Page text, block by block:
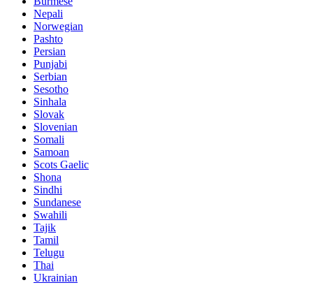
Nepali
Norwegian
Pashto
Persian
Punjabi
Serbian
Sesotho
Sinhala
Slovak
Slovenian
Somali
Samoan
Scots Gaelic
Shona
Sindhi
Sundanese
Swahili
Tajik
Tamil
Telugu
Thai
Ukrainian